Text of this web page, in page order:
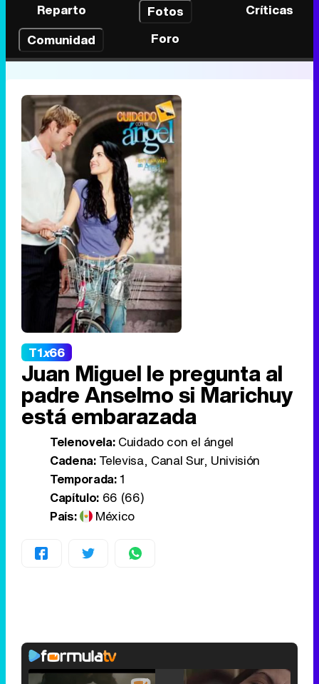
Reparto
Fotos
Críticas
Comunidad
Foro
T1x66
Juan Miguel le pregunta al
padre Anselmo si Marichuy
está embarazada
Telenovela:Cuidado con el ángel
Cadena:Televisa, Canal Sur, Univisión
Temporada:1
Capítulo:66 (66)
País:
México